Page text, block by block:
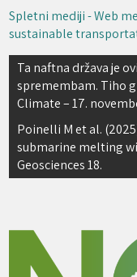
Spletni mediji - Web
sustainable
Navigacija
prispevka
Ta naftna država je
spremembam. Tiho
Climate – 17.
Poinelli M et al.
submarine melting
Geosciences 18.